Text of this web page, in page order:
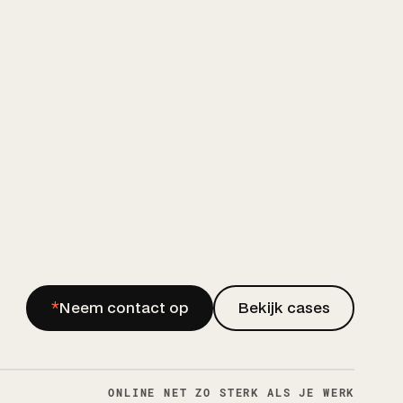
*Neem contact op Bekijk cases
ONLINE NET ZO STERK ALS JE WERK